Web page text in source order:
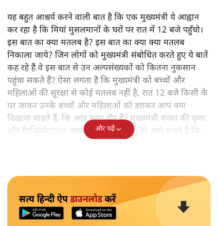
यह बहुत आश्चर्य करने वाली बात है कि एक मुख्यमंत्री ये आह्वान
कर रहा है कि मियांं मुसलमानों के घरों पर रात में 12 बजे पहुँचो।
इस बात का क्या मतलब है? इस बात का क्या क्या मतलब
निकाला जाये? जिन लोगों को मुख्यमंत्री संबोधित करते हुए ये बातें
कह रहे हैं वे इस बात से उन अल्पसंख्यकों को कितना नुकसान
पहुंचा सकते हैं? ऐसा लगता है कि मुख्यमंत्री को बच्चों और
महिलाओं की सुरक्षा से कोई मतलब नहीं है, रात 12 बजे किसी के
घर जाकर उनके बच्चों और महिलाओं को डराकर आप क्या
दिखाना चाहते हैं, कि आप बहुत वीर हैं? मुख्यमंत्री सरमा की घृणा
और गैरजिम्मेदाराना ज़बान यहीं नहीं रुकती वो आगे कहते हैं कि
और पढ़ें
सत्य हिन्दी ऐपडाउनलोडकरें